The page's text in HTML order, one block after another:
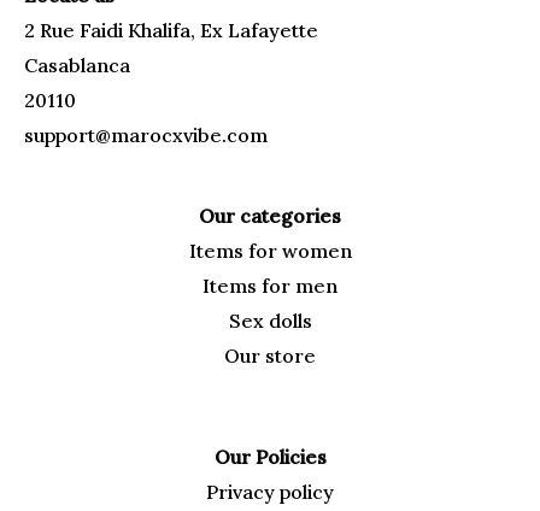
2 Rue Faidi Khalifa, Ex Lafayette
Casablanca
20110
support@marocxvibe.com
Our categories
Items for women
Items for men
Sex dolls
Our store
Our Policies
Privacy policy